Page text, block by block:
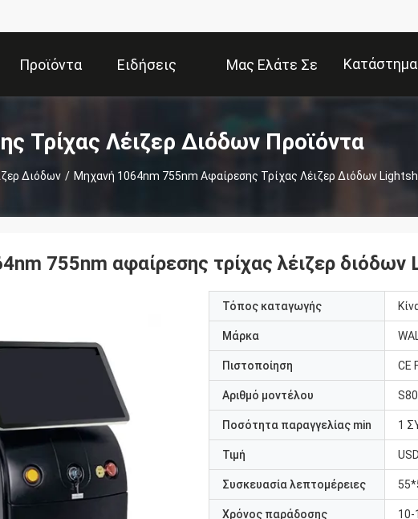
Προϊόντα Ειδήσεις Μας Ελάτε Σε
Επαφή Με
Κατάστημα
Τρίχας Λέιζερ Διόδων Προϊόντα
Διόδων / Μηχανή 1064nm 755nm Αφαίρεσης Τρίχας Λέιζερ Διόδων
755nm αφαίρεσης τρίχας λέιζερ διόδων
Τόπος καταγωγής
Μάρκα
Πιστοποίηση CE
Αριθμό μοντέλου
Ποσότητα παραγγελίας min 1
Τιμή
Συσκευασία λεπτομέρειες
Χρόνος παράδοσης 10-